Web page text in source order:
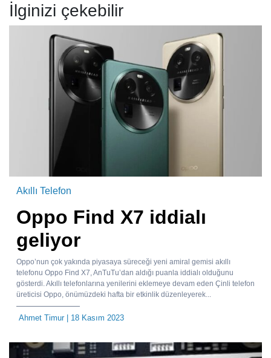
İlginizi çekebilir
Akıllı Telefon
Oppo Find X7 iddialı
geliyor
Oppo’nun çok yakında piyasaya süreceği yeni amiral gemisi akıllı
telefonu Oppo Find X7, AnTuTu’dan aldığı puanla iddialı olduğunu
gösterdi. Akıllı telefonlarına yenilerini eklemeye devam eden Çinli telefon
üreticisi Oppo, önümüzdeki hafta bir etkinlik düzenleyerek...
Ahmet Timur| 18 Kasım 2023